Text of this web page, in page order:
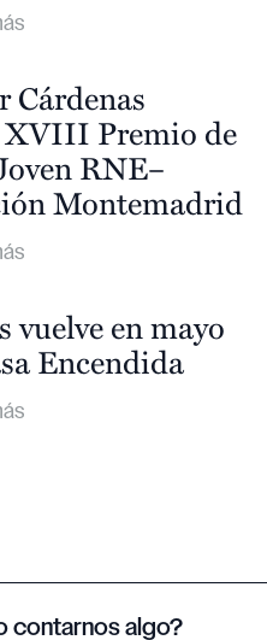
Cárdenas
XVIII Premio de
RNE–
Montemadrid
vuelve en mayo
Encendida
contarnos algo?